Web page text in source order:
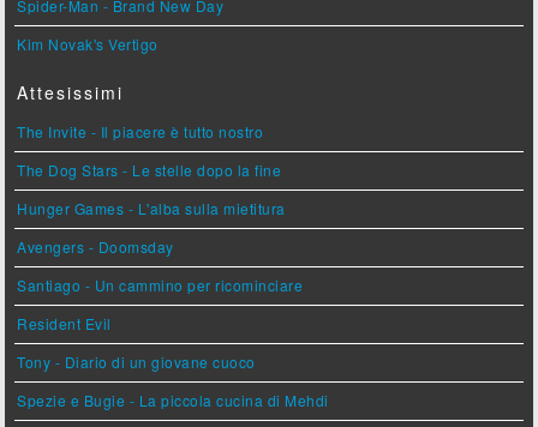
Spider-Man - Brand New Day
Kim Novak's Vertigo
Attesissimi
The Invite - Il piacere è tutto nostro
The Dog Stars - Le stelle dopo la fine
Hunger Games - L'alba sulla mietitura
Avengers - Doomsday
Santiago - Un cammino per ricominciare
Resident Evil
Tony - Diario di un giovane cuoco
Spezie e Bugie - La piccola cucina di Mehdi